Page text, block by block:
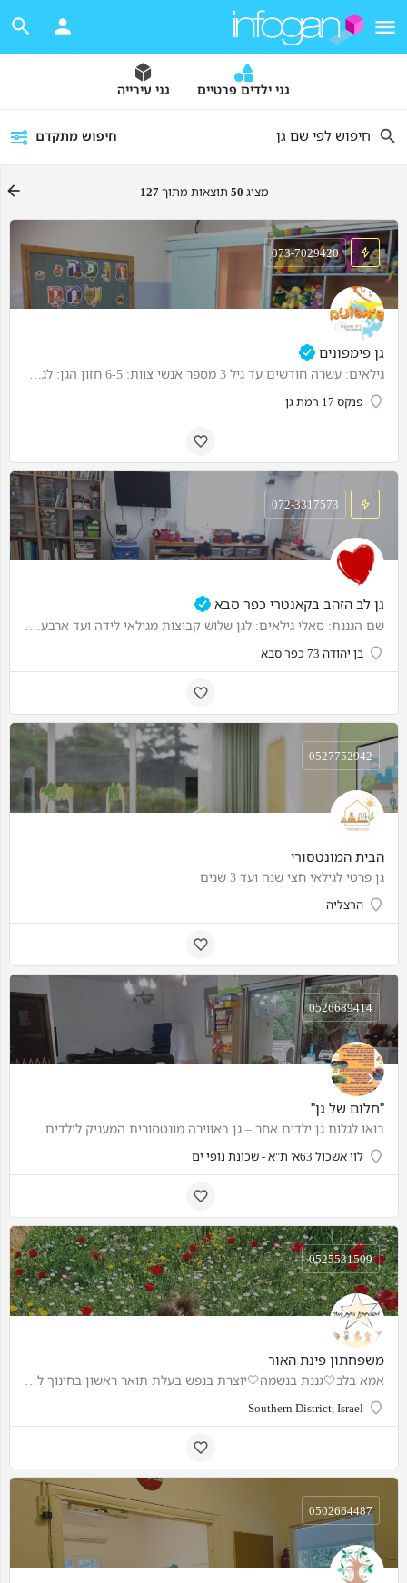
גני ילדים פרטיים גני עירייה
חיפוש מתקדם
מציג 50 תוצאות מתוך127
גן פימפונים
גילאים: עשרה חודשים עד גיל 3 מספר אנשי צוות: 6-5 חזון הגן: לגדול, להינות וללמוד. הפעילויות בגן: 7:30-8:30…
פנקס 17 רמת גן
073-7029420
גן לב הזהב בקאנטרי כפר סבא
שם הגננת: סאלי גילאים: לגן שלוש קבוצות מגילאי לידה ועד ארבע. מספר ילדים בגן: 38 מספר אנשי צוות: 8 חזון הגן:…
בן יהודה 73 כפר סבא
072-3317573
הבית המונטסורי
גן פרטי לגילאי חצי שנה ועד 3 שנים
הרצליה
0527752942
"חלום של גן"
בואו לגלות גן ילדים אחר – גן באווירה מונטסורית המעניק לילדים סביבה חמה, רגועה ומכבדת, שבה הם לומדים דרך…
לוי אשכול 63א' ת"א - שכונת נופי ים
0526689414
משפחתון פינת האור
אמא בלב🤍גננת בנשמה🤍יוצרת בנפש בעלת תואר ראשון בחינוך לגיל הרך, מדריכת מונטסורי. אומנות וטבע זה ה-חיים🌳
Southern District, Israel
0525531509
0502664487